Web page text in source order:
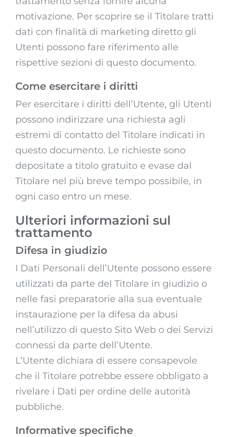
motivazione. Per scoprire se il Titolare tratti
dati con finalità di marketing diretto gli
Utenti possono fare riferimento alle
rispettive sezioni di questo documento.
Come esercitare i diritti
Per esercitare i diritti dell’Utente, gli Utenti
possono indirizzare una richiesta agli
estremi di contatto del Titolare indicati in
questo documento. Le richieste sono
depositate a titolo gratuito e evase dal
Titolare nel più breve tempo possibile, in
ogni caso entro un mese.
Ulteriori informazioni sul
trattamento
Difesa in giudizio
I Dati Personali dell’Utente possono essere
utilizzati da parte del Titolare in giudizio o
nelle fasi preparatorie alla sua eventuale
instaurazione per la difesa da abusi
nell’utilizzo di questo Sito Web o dei Servizi
connessi da parte dell’Utente.
L’Utente dichiara di essere consapevole
che il Titolare potrebbe essere obbligato a
rivelare i Dati per ordine delle autorità
pubbliche.
Informative specifiche